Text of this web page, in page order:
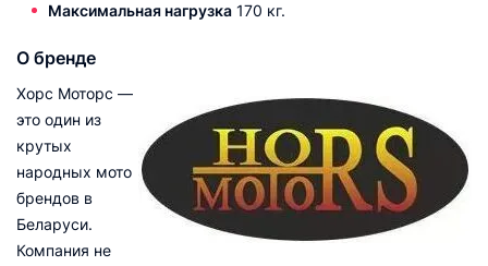
Максимальная нагрузка 170 кг.
О бренде
Хорс Моторс —
это один из
крутых
народных мото
брендов в
Беларуси.
Компания не